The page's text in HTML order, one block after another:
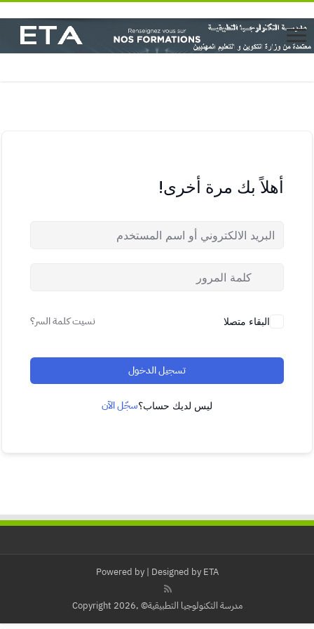
أهلاً بك مرة أخرى!
البقاء متصلا نسيت كلمة السر؟
تسجيل الدخول
ليس لديك حساب؟سجّل الآن
Powered by | Designed by ETA
مدرسة التكنولوجيا التطبيقية© ,Copyright 2026